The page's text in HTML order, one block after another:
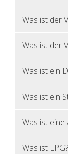
Was ist der
Was ist der
Was ist ein
Was ist ein
Was ist
Was ist LPG?